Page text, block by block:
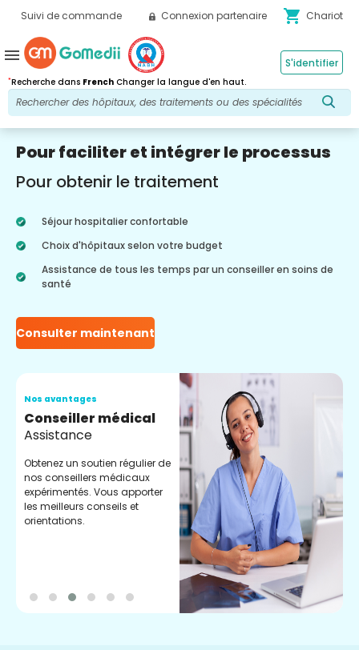
Suivi de commande Connexion partenaire shopping_cart Chariot
*Recherche dans French Changer la langue d'en haut.
S'identifier
menu
Pour faciliter et intégrer le processus
Pour obtenir le traitement
Séjour hospitalier confortable
Choix d'hôpitaux selon votre budget
Assistance de tous les temps par un conseiller en soins de
santé
Consulter maintenant
Nos avantages
Conseiller médical
Assistance
Obtenez un soutien régulier de
nos conseillers médicaux
expérimentés. Vous apporter
les meilleurs conseils et
orientations.